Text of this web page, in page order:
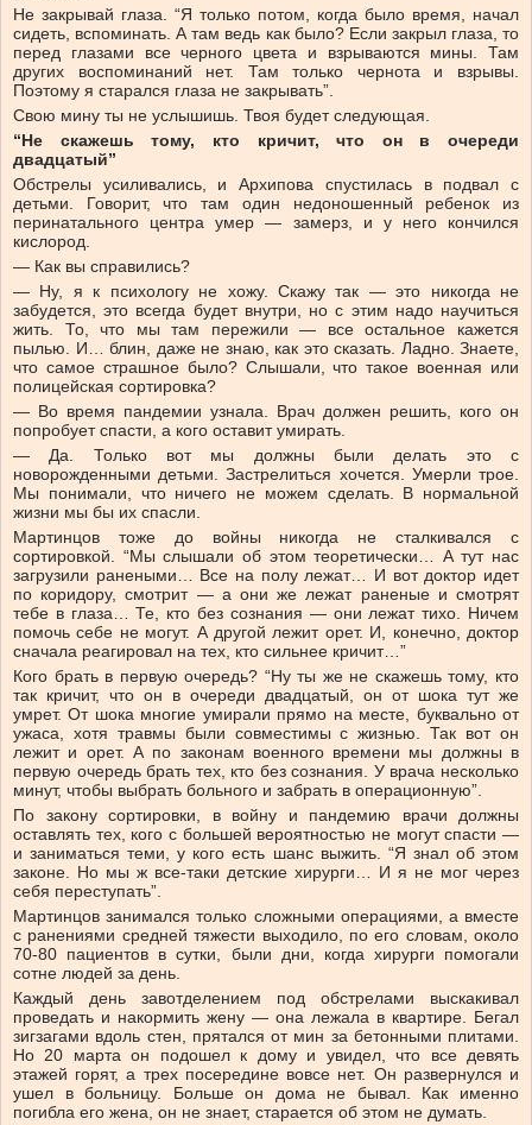
Не закрывай глаза. “Я только потом, когда было время, начал
сидеть, вспоминать. А там ведь как было? Если закрыл глаза, то
перед глазами все черного цвета и взрываются мины. Там
других воспоминаний нет. Там только чернота и взрывы.
Поэтому я старался глаза не закрывать”.
Свою мину ты не услышишь. Твоя будет следующая.
“Не скажешь тому, кто кричит, что он в очереди
двадцатый”
Обстрелы усиливались, и Архипова спустилась в подвал с
детьми. Говорит, что там один недоношенный ребенок из
перинатального центра умер — замерз, и у него кончился
кислород.
— Как вы справились?
— Ну, я к психологу не хожу. Скажу так — это никогда не
забудется, это всегда будет внутри, но с этим надо научиться
жить. То, что мы там пережили — все остальное кажется
пылью. И… блин, даже не знаю, как это сказать. Ладно. Знаете,
что самое страшное было? Слышали, что такое военная или
полицейская сортировка?
— Во время пандемии узнала. Врач должен решить, кого он
попробует спасти, а кого оставит умирать.
— Да. Только вот мы должны были делать это с
новорожденными детьми. Застрелиться хочется. Умерли трое.
Мы понимали, что ничего не можем сделать. В нормальной
жизни мы бы их спасли.
Мартинцов тоже до войны никогда не сталкивался с
сортировкой. “Мы слышали об этом теоретически… А тут нас
загрузили ранеными… Все на полу лежат… И вот доктор идет
по коридору, смотрит — а они же лежат раненые и смотрят
тебе в глаза… Те, кто без сознания — они лежат тихо. Ничем
помочь себе не могут. А другой лежит орет. И, конечно, доктор
сначала реагировал на тех, кто сильнее кричит…”
Кого брать в первую очередь? “Ну ты же не скажешь тому, кто
так кричит, что он в очереди двадцатый, он от шока тут же
умрет. От шока многие умирали прямо на месте, буквально от
ужаса, хотя травмы были совместимы с жизнью. Так вот он
лежит и орет. А по законам военного времени мы должны в
первую очередь брать тех, кто без сознания. У врача несколько
минут, чтобы выбрать больного и забрать в операционную”.
По закону сортировки, в войну и пандемию врачи должны
оставлять тех, кого с большей вероятностью не могут спасти —
и заниматься теми, у кого есть шанс выжить. “Я знал об этом
законе. Но мы ж все-таки детские хирурги… И я не мог через
себя переступать”.
Мартинцов занимался только сложными операциями, а вместе
с ранениями средней тяжести выходило, по его словам, около
70-80 пациентов в сутки, были дни, когда хирурги помогали
сотне людей за день.
Каждый день завотделением под обстрелами выскакивал
проведать и накормить жену — она лежала в квартире. Бегал
зигзагами вдоль стен, прятался от мин за бетонными плитами.
Но 20 марта он подошел к дому и увидел, что все девять
этажей горят, а трех посередине вовсе нет. Он развернулся и
ушел в больницу. Больше он дома не бывал. Как именно
погибла его жена, он не знает, старается об этом не думать.